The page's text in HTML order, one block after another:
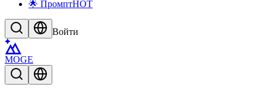
🌟 ПромптHOT
Войти
MOGE